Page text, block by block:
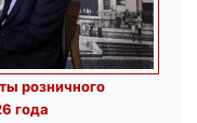
розничного
года